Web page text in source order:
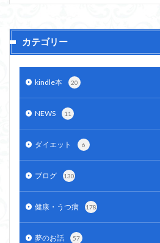
カテゴリー
kindle本 20
NEWS 11
ダイエット 6
ブログ 130
健康・うつ病 178
夢のお話 57